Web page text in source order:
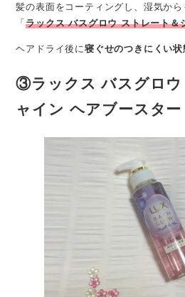
髪の表面をコーティングし、湿気から
「ラックス バスグロウ ストレート＆
ヘアドライ後に 寝ぐせのつきにくい状
③ラックス バスグロウ
ャイン ヘアブースター